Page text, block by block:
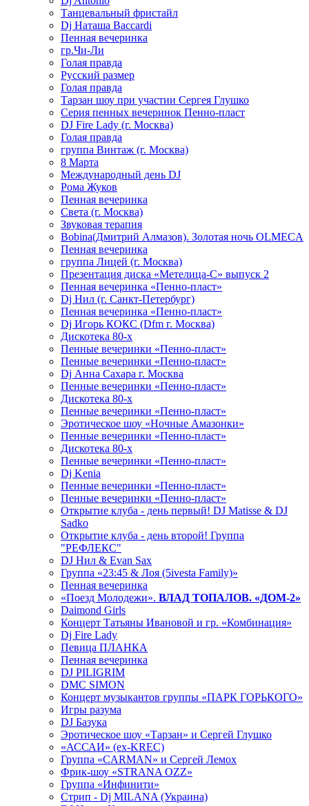
Танцевальный фристайл
Dj Наташа Baccardi
Пенная вечеринка
гр.Чи-Ли
Голая правда
Русский размер
Голая правда
Тарзан шоу при участии Сергея Глушко
Серия пенных вечеринок Пенно-пласт
DJ Fire Lady (г. Москва)
Голая правда
группа Винтаж (г. Москва)
8 Марта
Международный день DJ
Рома Жуков
Пенная вечеринка
Света (г. Москва)
Звуковая терапия
Bobina(Дмитрий Алмазов). Золотая ночь OLMECA
Пенная вечеринка
группа Лицей (г. Москва)
Презентация диска «Метелица-С» выпуск 2
Пенная вечеринка «Пенно-пласт»
Dj Нил (г. Санкт-Петербург)
Пенная вечеринка «Пенно-пласт»
Dj Игорь КОКС (Dfm г. Москва)
Дискотека 80-х
Пенные вечеринки «Пенно-пласт»
Пенные вечеринки «Пенно-пласт»
Dj Анна Сахара г. Москва
Пенные вечеринки «Пенно-пласт»
Дискотека 80-х
Пенные вечеринки «Пенно-пласт»
Эротическое шоу «Ночные Амазонки»
Пенные вечеринки «Пенно-пласт»
Дискотека 80-х
Пенные вечеринки «Пенно-пласт»
Dj Kenia
Пенные вечеринки «Пенно-пласт»
Пенные вечеринки «Пенно-пласт»
Открытие клуба - день первый! DJ Matisse & DJ
Sadko
Открытие клуба - день второй! Группа
"РЕФЛЕКС"
DJ Нил & Evan Sax
Группа «23:45 & Лоя (5ivesta Family)»
Пенная вечеринка
«Поезд Молодежи». ВЛАД ТОПАЛОВ. «ДОМ-2»
Daimond Girls
Концерт Татьяны Ивановой и гр. «Комбинация»
Dj Fire Lady
Певица ПЛАНКА
Пенная вечеринка
DJ PILIGRIM
DMC SIMON
Концерт музыкантов группы «ПАРК ГОРЬКОГО»
Игры разума
DJ Базука
Эротическое шоу «Тарзан» и Сергей Глушко
«АССАИ» (ex-KREC)
Группа «CARMAN» и Сергей Лемох
Фрик-шоу «STRANA OZZ»
Группа «Инфинити»
Стрип - Dj MILANA (Украина)